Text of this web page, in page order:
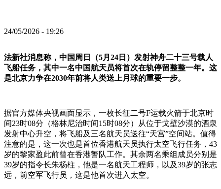
24/05/2026 - 19:26
法新社消息称，中国周日（5月24日）发射神舟二十三号载人
飞船任务，其中一名中国航天员将首次在轨停留整整一年。这
是北京力争在2030年前将人类送上月球的重要一步。
据官方媒体央视画面显示，一枚长征二号F运载火箭于北京时
间23时08分（格林尼治时间15时08分）从位于戈壁沙漠的酒泉
发射中心升空，将飞船及三名航天员送往“天宫”空间站。值得
注意的是，这一次也是首位香港航天员执行太空飞行任务，43
岁的黎家盈此前曾在香港警队工作。其余两名乘组成员分别是
39岁的指令长朱杨柱，他是一名航天工程师，以及39岁的张志
远，前空军飞行员，这是他首次进入太空。